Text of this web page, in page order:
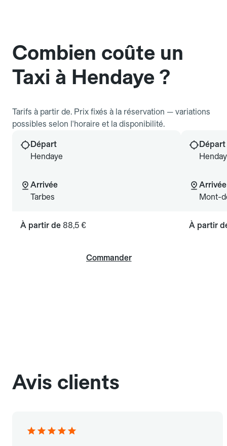
Combien coûte un
Taxi à Hendaye ?
Tarifs à partir de. Prix fixés à la réservation — variations
possibles selon l'horaire et la disponibilité.
Départ
Hendaye
Arrivée
Tarbes
À partir de 88,5 €
Commander
Départ
Arrivée
Mont-
À partir
Avis clients